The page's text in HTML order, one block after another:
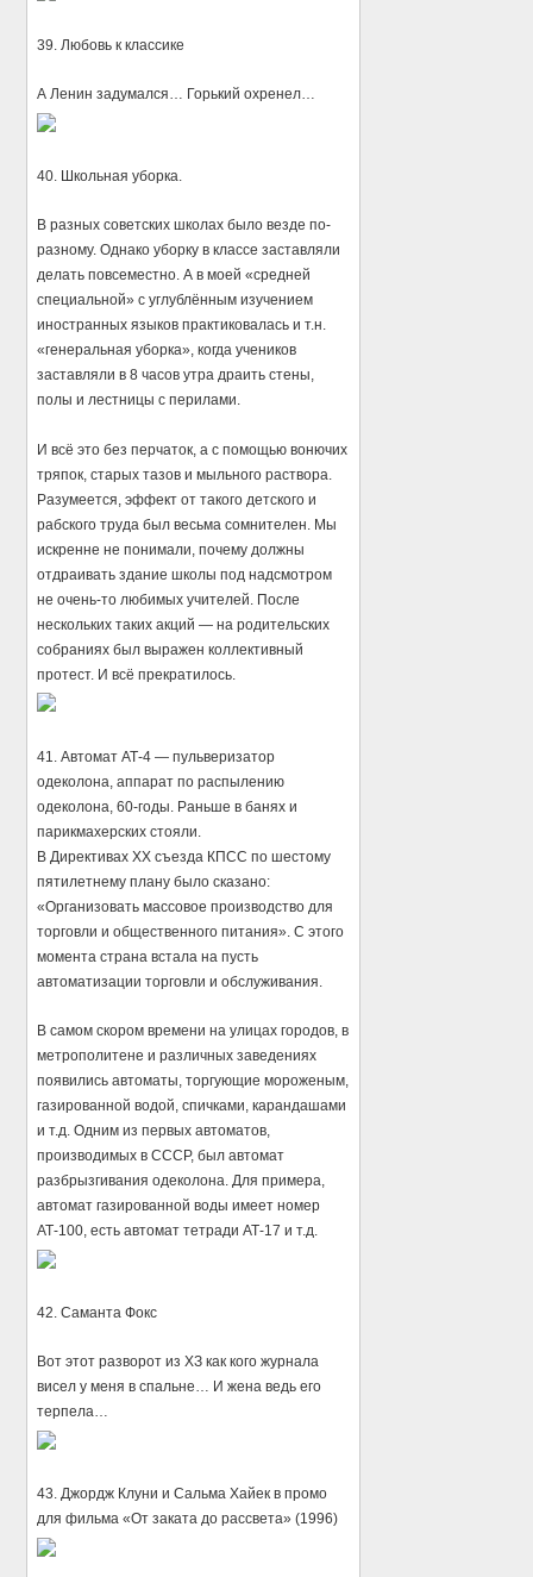
39. Любовь к классике
А Ленин задумался… Горький охренел…
40. Школьная уборка.
В разных советских школах было везде по-
разному. Однако уборку в классе заставляли
делать повсеместно. А в моей «средней
специальной» с углублённым изучением
иностранных языков практиковалась и т.н.
«генеральная уборка», когда учеников
заставляли в 8 часов утра драить стены,
полы и лестницы с перилами.
И всё это без перчаток, а с помощью вонючих
тряпок, старых тазов и мыльного раствора.
Разумеется, эффект от такого детского и
рабского труда был весьма сомнителен. Мы
искренне не понимали, почему должны
отдраивать здание школы под надсмотром
не очень-то любимых учителей. После
нескольких таких акций — на родительских
собраниях был выражен коллективный
протест. И всё прекратилось.
41. Автомат АТ-4 — пульверизатор
одеколона, аппарат по распылению
одеколона, 60-годы. Раньше в банях и
парикмахерских стояли.
В Директивах ХХ съезда КПСС по шестому
пятилетнему плану было сказано:
«Организовать массовое производство для
торговли и общественного питания». С этого
момента страна встала на пусть
автоматизации торговли и обслуживания.
В самом скором времени на улицах городов, в
метрополитене и различных заведениях
появились автоматы, торгующие мороженым,
газированной водой, спичками, карандашами
и т.д. Одним из первых автоматов,
производимых в СССР, был автомат
разбрызгивания одеколона. Для примера,
автомат газированной воды имеет номер
АТ-100, есть автомат тетради АТ-17 и т.д.
42. Саманта Фокс
Вот этот разворот из ХЗ как кого журнала
висел у меня в спальне… И жена ведь его
терпела…
43. Джордж Клуни и Сальма Хайек в промо
для фильма «От заката до рассвета» (1996)